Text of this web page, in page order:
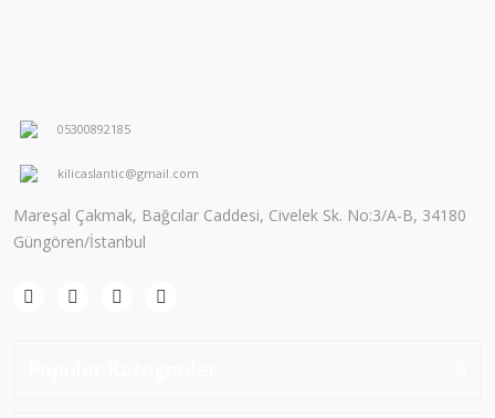
05300892185
kilicaslantic@gmail.com
Mareşal Çakmak, Bağcılar Caddesi, Civelek Sk. No:3/A-B, 34180
Güngören/İstanbul